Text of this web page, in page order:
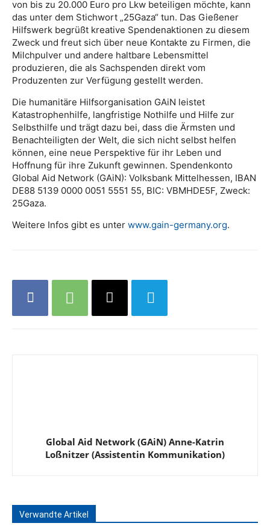
von bis zu 20.000 Euro pro Lkw beteiligen möchte, kann
das unter dem Stichwort „25Gaza“ tun. Das Gießener
Hilfswerk begrüßt kreative Spendenaktionen zu diesem
Zweck und freut sich über neue Kontakte zu Firmen, die
Milchpulver und andere haltbare Lebensmittel
produzieren, die als Sachspenden direkt vom
Produzenten zur Verfügung gestellt werden.
Die humanitäre Hilfsorganisation GAiN leistet
Katastrophenhilfe, langfristige Nothilfe und Hilfe zur
Selbsthilfe und trägt dazu bei, dass die Ärmsten und
Benachteiligten der Welt, die sich nicht selbst helfen
können, eine neue Perspektive für ihr Leben und
Hoffnung für ihre Zukunft gewinnen. Spendenkonto
Global Aid Network (GAiN): Volksbank Mittelhessen, IBAN
DE88 5139 0000 0051 5551 55, BIC: VBMHDE5F, Zweck:
25Gaza.
Weitere Infos gibt es unter www.gain-germany.org.
Global Aid Network (GAiN) Anne-Katrin
Loßnitzer (Assistentin Kommunikation)
Verwandte Artikel